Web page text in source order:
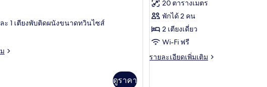
ละ 1 เตียงพับติดผนังขนาดทวินไซส์
ดูราคา
ของ
ห้อง
คลาส
สิ
รีวิว)
20 ตารางเมตร
พักได้ 2 คน
2 เตียงเดี่ยว
Wi-Fi ฟรี
รายละเอียดเพิ่มเติม
ราย